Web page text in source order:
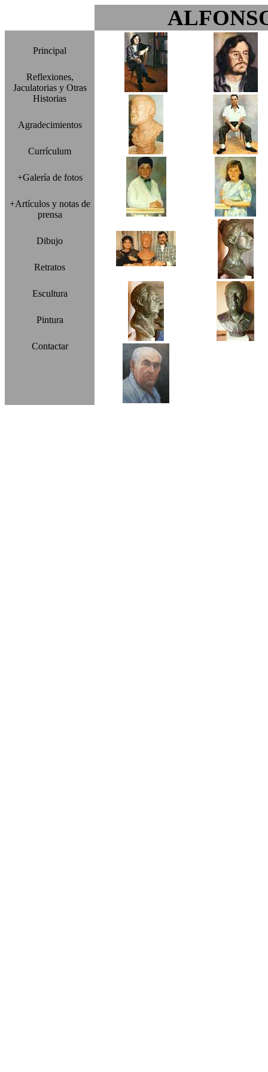
Principal
Reflexiones,
Jaculatorias y Otras
Historias
Agradecimientos
Currículum
+Galería de fotos
+Artículos y notas de
prensa
Dibujo
Retratos
Escultura
Pintura
Contactar